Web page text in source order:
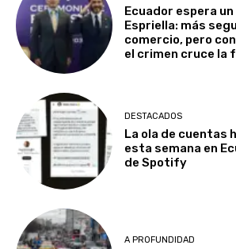
Ecuador espera un
Espriella: más
comercio, pero
el crimen cruce la
DESTACADOS
La ola de cuentas
esta semana en
de Spotify
A PROFUNDIDAD